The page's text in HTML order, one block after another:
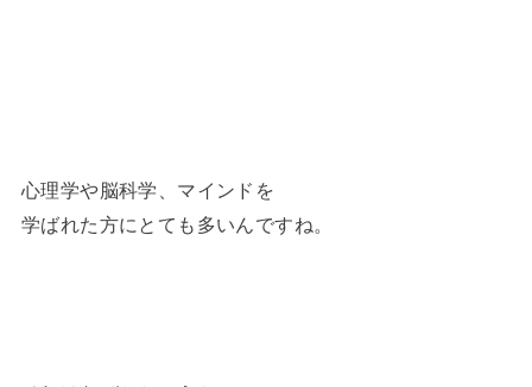
心理学や脳科学、マインドを
学ばれた方にとても多いんですね。